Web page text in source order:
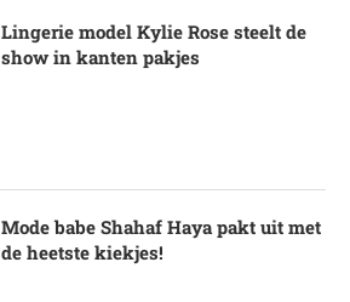
Lingerie model Kylie Rose steelt de
show in kanten pakjes
Mode babe Shahaf Haya pakt uit met
de heetste kiekjes!